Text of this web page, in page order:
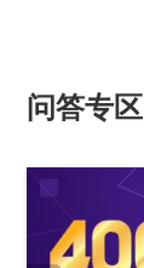
问答专区